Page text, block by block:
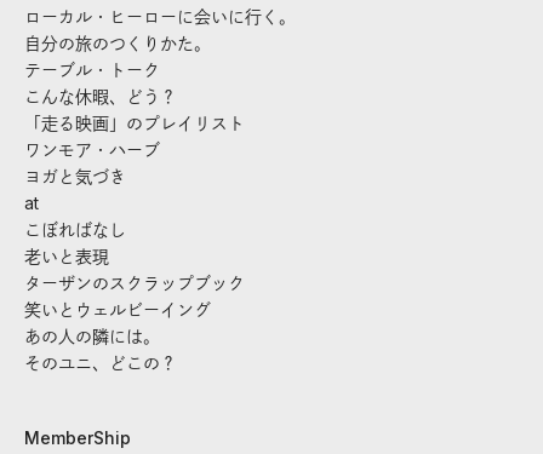
ローカル・ヒーローに会いに行く。
自分の旅のつくりかた。
テーブル・トーク
こんな休暇、どう？
「走る映画」のプレイリスト
ワンモア・ハーブ
ヨガと気づき
at
こぼればなし
老いと表現
ターザンのスクラップブック
笑いとウェルビーイング
あの人の隣には。
そのユニ、どこの？
MemberShip